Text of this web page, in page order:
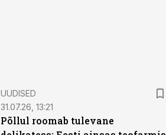
UUDISED
31.07.26, 13:21
Põllul roomab tulevane